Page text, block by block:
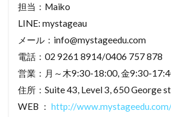
担当：Maiko
LINE: mystageau
メール：info@mystageedu.com
電話：02 9261 8914/0406 757 878
営業：月～木9:30-18:00, 金9:30-
住所：Suite 43, Level 3, 650 George
WEB ： http://